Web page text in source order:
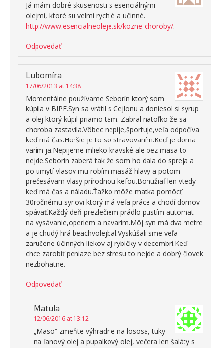
Já mám dobré skusenosti s esenciálnými
olejmi, ktoré su velmi rychlé a učinné.
http://www.esencialneoleje.sk/kozne-choroby/.
Odpovedať
Lubomíra
17/06/2013 at 14:38
Momentálne používame Seborín ktorý som
kúpila v BIPE.Syn sa vrátil s Cejlonu a doniesol si syrup
a olej ktorý kúpil priamo tam. Zabral natoľko že sa
choroba zastavila.Vôbec nepije,športuje,veľa odpočíva
keď má čas.Horšie je to so stravovaním.Keď je doma
varím ja.Nepijeme mlieko kravské ale bez mäsa to
nejde.Seborín zaberá tak že som ho dala do spreja a
po umytí vlasov mu robím masáž hlavy a potom
prečesávam vlasy prírodnou kefou.Bohužiaľ len vtedy
keď má čas a náladu.Ťažko môže matka pomôcť
30ročnému synovi ktorý má veľa práce a chodí domov
spávať.Každý deň prezlečiem prádlo pustím automat
na vysávanie,operiem a navarím.Môj syn má dva metre
a je chudý hrá beachvolejbal.Vyskúšali sme veľa
zaručene účinných liekov aj rybičky v decembri.Keď
chce zarobiť peniaze bez stresu to nejde a dobrý človek
nezbohatne.
Odpovedať
Matula
12/06/2016 at 13:12
„Maso“ zmeňte výhradne na lososa, tuky
na ľanový olej a pupalkový olej, večera len šaláty s